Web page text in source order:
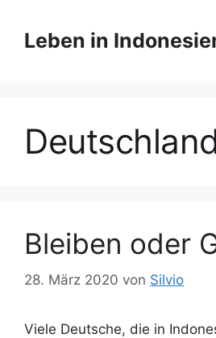
Leben in
Bleiben oder
28. März 2020 von Silvio
Viele Deutsche, die in